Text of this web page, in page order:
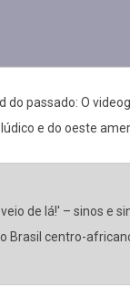
do passado: O
e do oeste
de lá!' – sinos e
Brasil centro-